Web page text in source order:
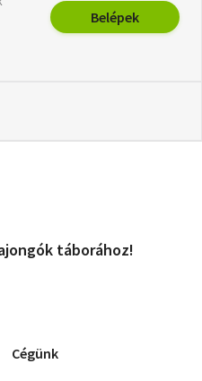
Belépek
táborához!
Cégünk